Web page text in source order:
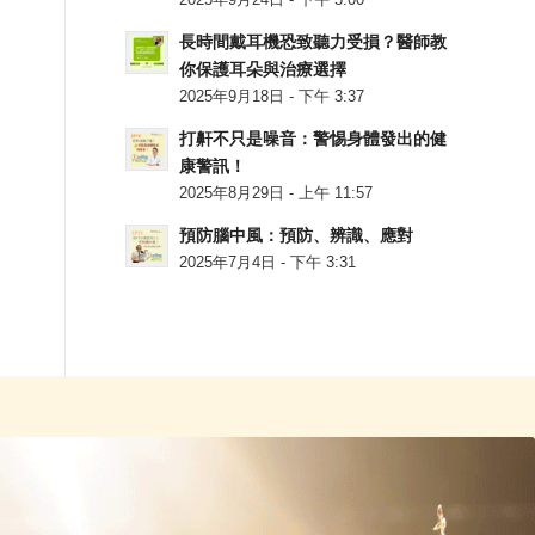
長時間戴耳機恐致聽力受損？醫師教
你保護耳朵與治療選擇
2025年9月18日 - 下午 3:37
打鼾不只是噪音：警惕身體發出的健
康警訊！
2025年8月29日 - 上午 11:57
預防腦中風：預防、辨識、應對
2025年7月4日 - 下午 3:31